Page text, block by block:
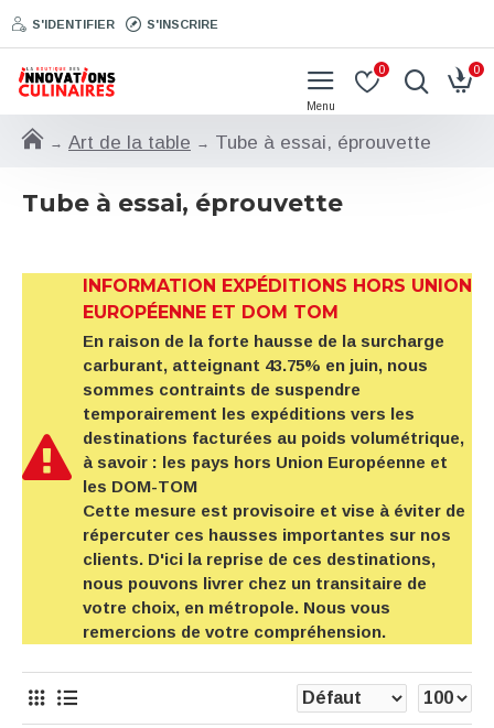
S'IDENTIFIER S'INSCRIRE
0 0
Art de la table Tube à essai, éprouvette
Tube à essai, éprouvette
INFORMATION EXPÉDITIONS HORS UNION
EUROPÉENNE ET DOM TOM
En raison de la forte hausse de la surcharge
carburant, atteignant 43.75% en juin, nous
sommes contraints de suspendre
temporairement les expéditions vers les
destinations facturées au poids volumétrique,
à savoir : les pays hors Union Européenne et
les DOM-TOM
Cette mesure est provisoire et vise à éviter de
répercuter ces hausses importantes sur nos
clients. D'ici la reprise de ces destinations,
nous pouvons livrer chez un transitaire de
votre choix, en métropole. Nous vous
remercions de votre compréhension.